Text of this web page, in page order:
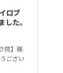
ロプ
した。
院】様
ござい